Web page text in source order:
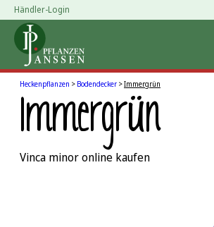
Zum
Inhalt
springen
Händler-Login
Heckenpflanzen > Bodendecker >Immergrün
Immergrün
Vinca minor online kaufen